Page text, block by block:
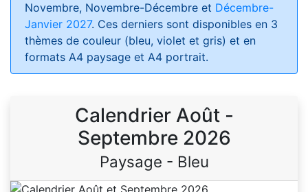
Novembre, Novembre-Décembre et Décembre-
Janvier 2027. Ces derniers sont disponibles en 3
thèmes de couleur (bleu, violet et gris) et en
formats A4 paysage et A4 portrait.
Calendrier Août -
Septembre 2026
Paysage - Bleu